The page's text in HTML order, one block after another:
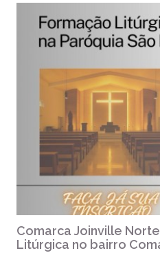
Comarca Joinville
Litúrgica no bairro